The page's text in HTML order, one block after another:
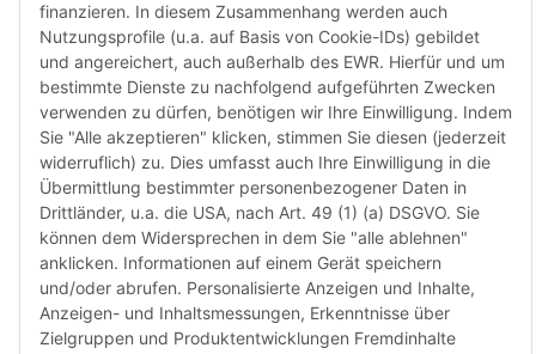
in
finanzieren. In diesem Zusammenhang werden auch
Nutzungsprofile (u.a. auf Basis von Cookie-IDs) gebildet
und angereichert, auch außerhalb des EWR. Hierfür und um
bestimmte Dienste zu nachfolgend aufgeführten Zwecken
verwenden zu dürfen, benötigen wir Ihre Einwilligung. Indem
Sie "Alle akzeptieren" klicken, stimmen Sie diesen (jederzeit
widerruflich) zu. Dies umfasst auch Ihre Einwilligung in die
Übermittlung bestimmter personenbezogener Daten in
Drittländer, u.a. die USA, nach Art. 49 (1) (a) DSGVO. Sie
können dem Widersprechen in dem Sie "alle ablehnen"
anklicken. Informationen auf einem Gerät speichern
und/oder abrufen. Personalisierte Anzeigen und Inhalte,
Anzeigen- und Inhaltsmessungen, Erkenntnisse über
Zielgruppen und Produktentwicklungen Fremdinhalte